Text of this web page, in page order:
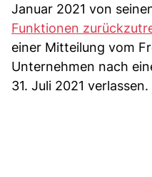
Januar 2021 von
Funktionen
einer Mitteilung vom
Unternehmen nach
31. Juli 2021 verlassen.